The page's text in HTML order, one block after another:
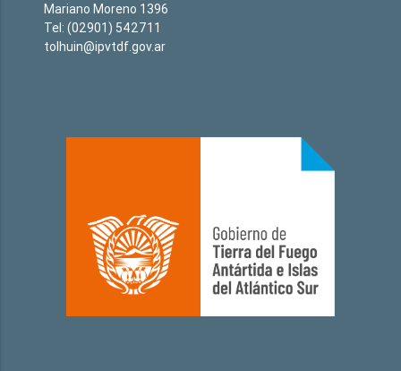
Mariano Moreno 1396
Tel: (02901) 542711
tolhuin@ipvtdf.gov.ar